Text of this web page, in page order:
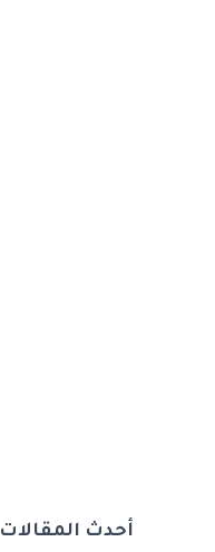
أحدث المقالات